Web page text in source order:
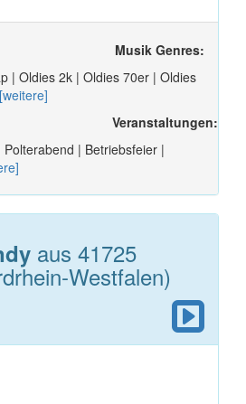
Musik Genres:
| Oldies 2k | Oldies 70er | Oldies
[weitere]
Veranstaltungen:
| Betriebsfeier |
aus 41725
Westfalen)